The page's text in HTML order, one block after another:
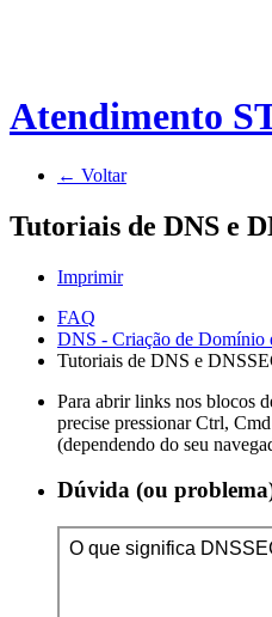
Atendimento
← Voltar
Tutoriais de DNS e
Imprimir
FAQ
DNS - Criação de Domínio
Tutoriais de DNS e
Para abrir links nos blocos
precise pressionar Ctrl,
(dependendo do seu
Dúvida (ou